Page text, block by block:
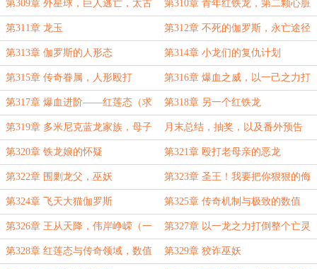
第309章 外星球，巨人逃亡，太古
白龙，深渊计划
第310章 青年红铁龙，第二颗心脏
第311章 龙玉 第312章 不死的伽罗斯，永亡途径
之始
第313章 伽罗斯的人形态 第314章 小龙们的复仇计划
第315章 传奇眷属，人形殴打 第316章 爆血之威，以一己之力打
倒群龙！（大章，求月票）
第317章 爆血进阶——红莲态（求
月票）
第318章 另一个红铁龙
第319章 多米尼克蓝龙家族，母子
相见
月末总结，抽奖，以及番外预告
第320章 铁龙娘的怀疑 第321章 殴打老母亲的恶龙
第322章 围剿龙父，巫妖 第323章 圣王！我要把你狠狠的侮
辱呀！
第324章 飞天大猫伽罗斯 第325章 传奇机制与极致的数值
第326章 王从天降，伟岸峥嵘（一
章劲更，求月票！）
第327章 以一龙之力打倒整个亡灵
军团（两章猛更，求月票！）
第328章 红莲态与传奇领域，数值 第329章 狡诈巫妖